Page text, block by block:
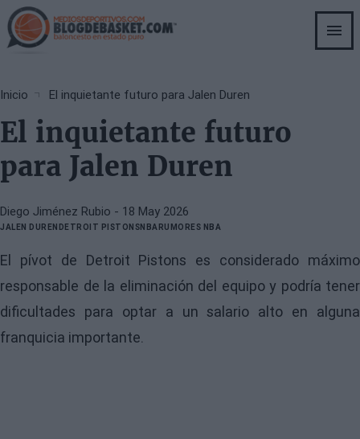
Skip
to
main
Breadcrumb
Inicio El inquietante futuro para Jalen Duren
El inquietante futuro
para Jalen Duren
Diego Jiménez Rubio - 18 May 2026
JALEN DUREN DETROIT PISTONSNBARUMORES NBA
El pívot de Detroit Pistons es considerado máximo
responsable de la eliminación del equipo y podría tener
dificultades para optar a un salario alto en alguna
franquicia importante.